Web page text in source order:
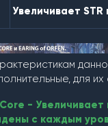
Увеличивает STR
для их
- Увеличивает
с каждым